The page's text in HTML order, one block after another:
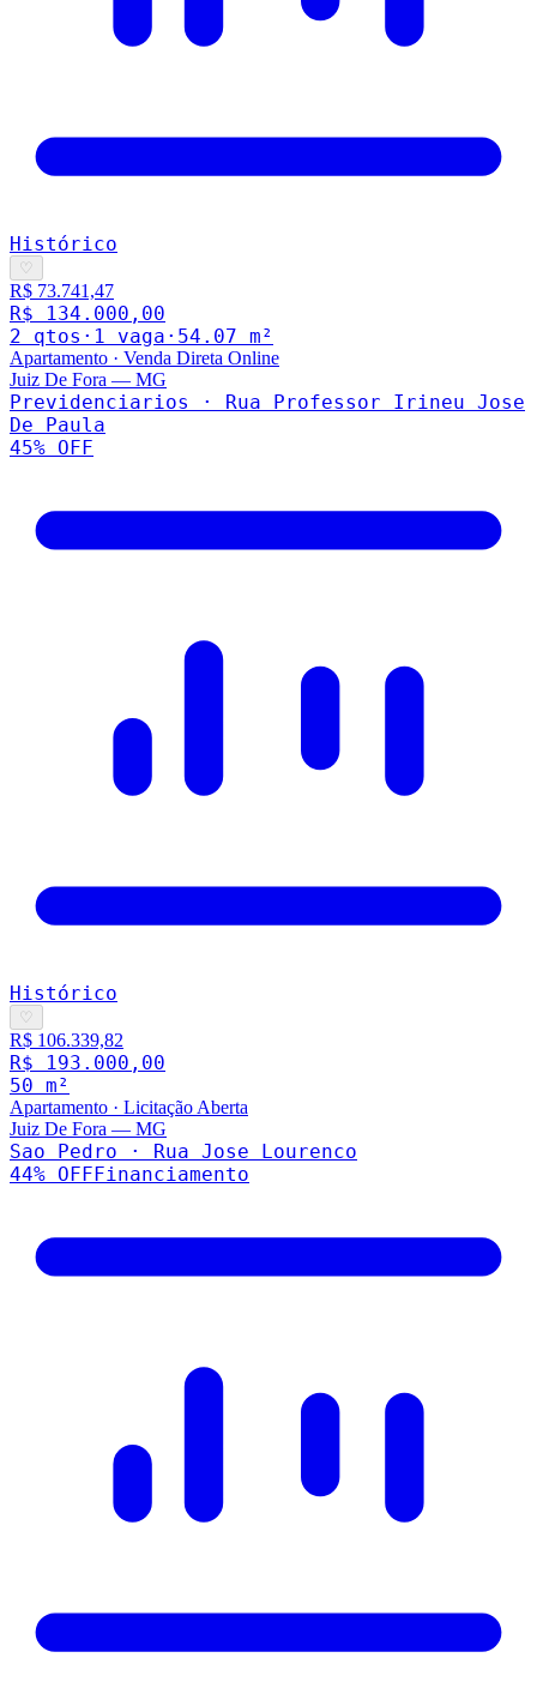
Histórico
♡
R$ 73.741,47
R$ 134.000,00
2 qtos · 1 vaga · 54.07 m²
Apartamento · Venda Direta Online
Juiz De Fora — MG
Previdenciarios · Rua Professor Irineu Jose
De Paula
45% OFF
Histórico
♡
R$ 106.339,82
R$ 193.000,00
50 m²
Apartamento · Licitação Aberta
Juiz De Fora — MG
Sao Pedro · Rua Jose Lourenco
44% OFFFinanciamento